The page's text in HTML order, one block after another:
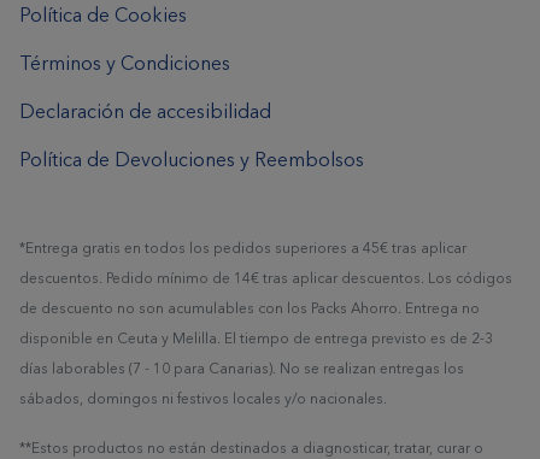
Política de Cookies
Términos y Condiciones
Declaración de accesibilidad
Política de Devoluciones y Reembolsos
*Entrega gratis en todos los pedidos superiores a 45€ tras aplicar
descuentos. Pedido mínimo de 14€ tras aplicar descuentos. Los códigos
de descuento no son acumulables con los Packs Ahorro. Entrega no
disponible en Ceuta y Melilla. El tiempo de entrega previsto es de 2-3
días laborables (7 - 10 para Canarias). No se realizan entregas los
sábados, domingos ni festivos locales y/o nacionales.
**Estos productos no están destinados a diagnosticar, tratar, curar o